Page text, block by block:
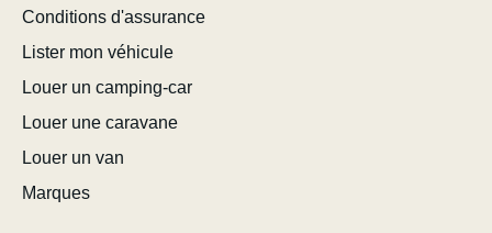
Conditions d'assurance
Lister mon véhicule
Louer un camping-car
Louer une caravane
Louer un van
Marques